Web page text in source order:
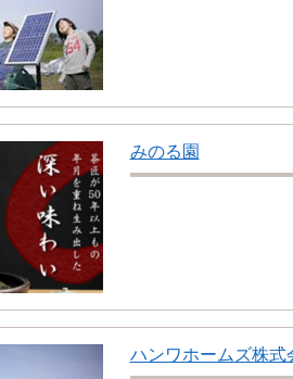
みのる園
ハンワホームズ株式